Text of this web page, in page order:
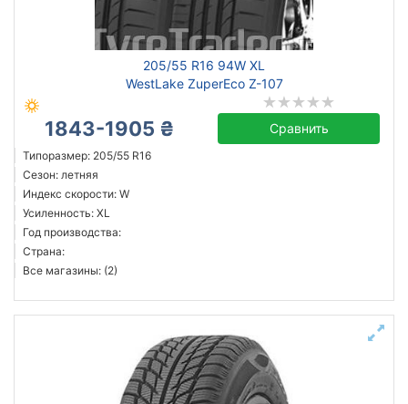
205/55 R16 94W XL
WestLake ZuperEco Z-107
1843-1905 ₴ Сравнить
Типоразмер: 205/55 R16
Сезон: летняя
Индекс скорости: W
Усиленность: XL
Год производства:
Страна:
Все магазины: (2)